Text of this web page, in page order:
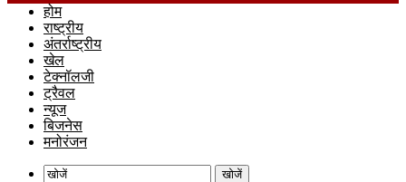
होम
राष्ट्रीय
अंतर्राष्ट्रीय
खेल
टेक्नॉलजी
ट्रैवल
न्यूज
बिजनेस
मनोरंजन
खोजें